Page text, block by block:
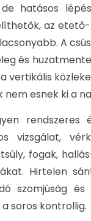
hatásos
az
A
és
vertikális
esnek ki a
rendszeres
vizsgálat,
fogak,
Hirtelen
szomjúság és
soros kontrollig.